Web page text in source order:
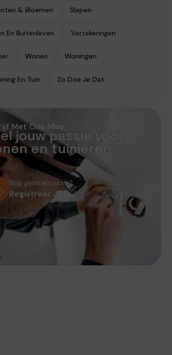
& Bloemen Slapen
En Buitenleven Verzekeringen
Wonen Woningen
En Tuin Zo Doe Je Dat
Met Ons Mee
jouw passie voor
en tuinieren
Nog geen account?
Registreer Je Nu!